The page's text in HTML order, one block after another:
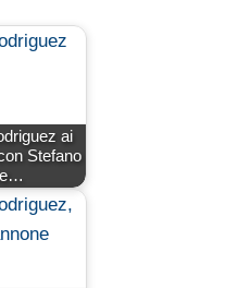
ai
Stefano